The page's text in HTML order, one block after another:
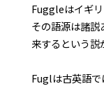
Fuggleはイギリ
その語源は諸
来するという説
Fuglは古英語